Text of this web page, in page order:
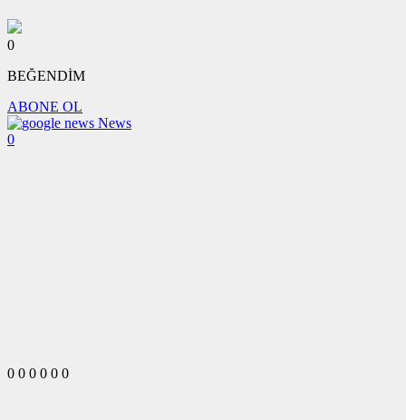
0
BEĞENDİM
ABONE OL
News
0
0 0 0 0 0 0